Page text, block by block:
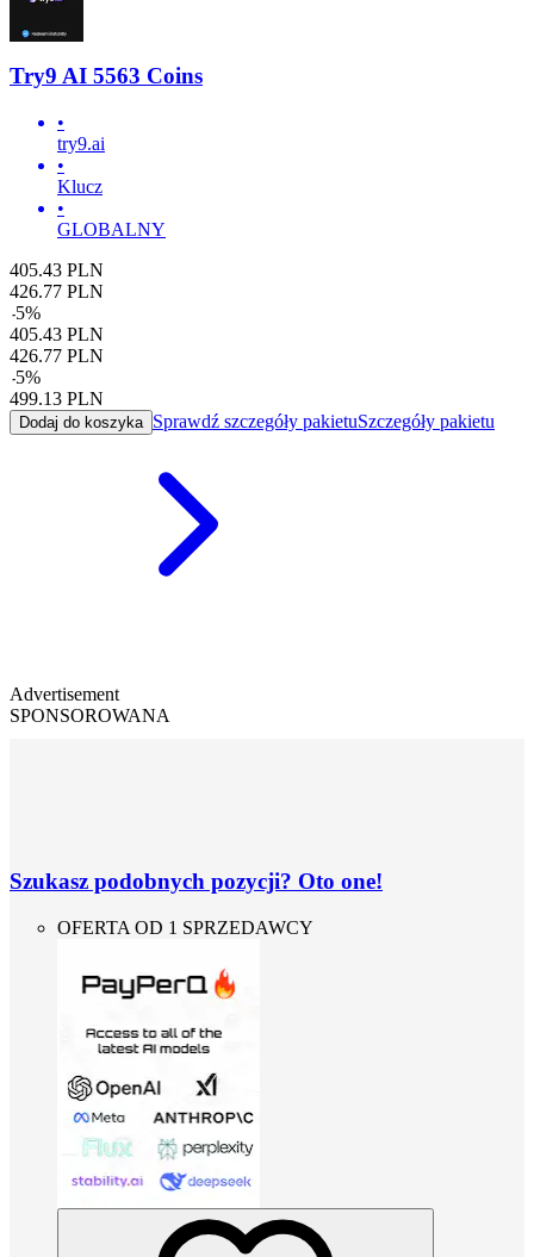
Try9 AI 5563 Coins
•
try9.ai
•
Klucz
•
GLOBALNY
405.43 PLN
426.77 PLN
-5%
405.43 PLN
426.77 PLN
-5%
499.13 PLN
Dodaj do koszyka Sprawdź szczegóły pakietuSzczegóły pakietu
Advertisement
SPONSOROWANA
Szukasz podobnych pozycji? Oto one!
OFERTA OD 1 SPRZEDAWCY